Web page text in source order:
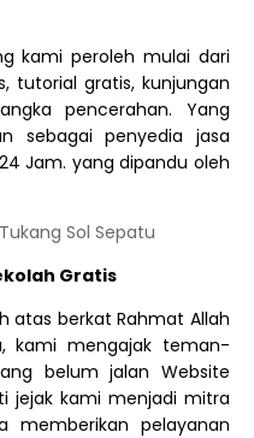
kami peroleh mulai dari
tutorial gratis, kunjungan
pencerahan. Yang
sebagai penyedia jasa
Jam. yang dipandu oleh
Sol Sepatu
Gratis
atas berkat Rahmat Allah
kami mengajak teman-
belum jalan Website
jejak kami menjadi mitra
memberikan pelayanan